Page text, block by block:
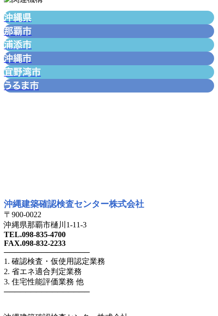
沖縄県
那覇市
浦添市
沖縄市
宜野湾市
うるま市
沖縄建築確認検査センター株式会社
〒900-0022
沖縄県那覇市樋川1-11-3
TEL.098-835-4700
FAX.098-832-2233
────────────────
1. 確認検査・仮使用認定業務
2. 省エネ適合判定業務
3. 住宅性能評価業務 他
────────────────